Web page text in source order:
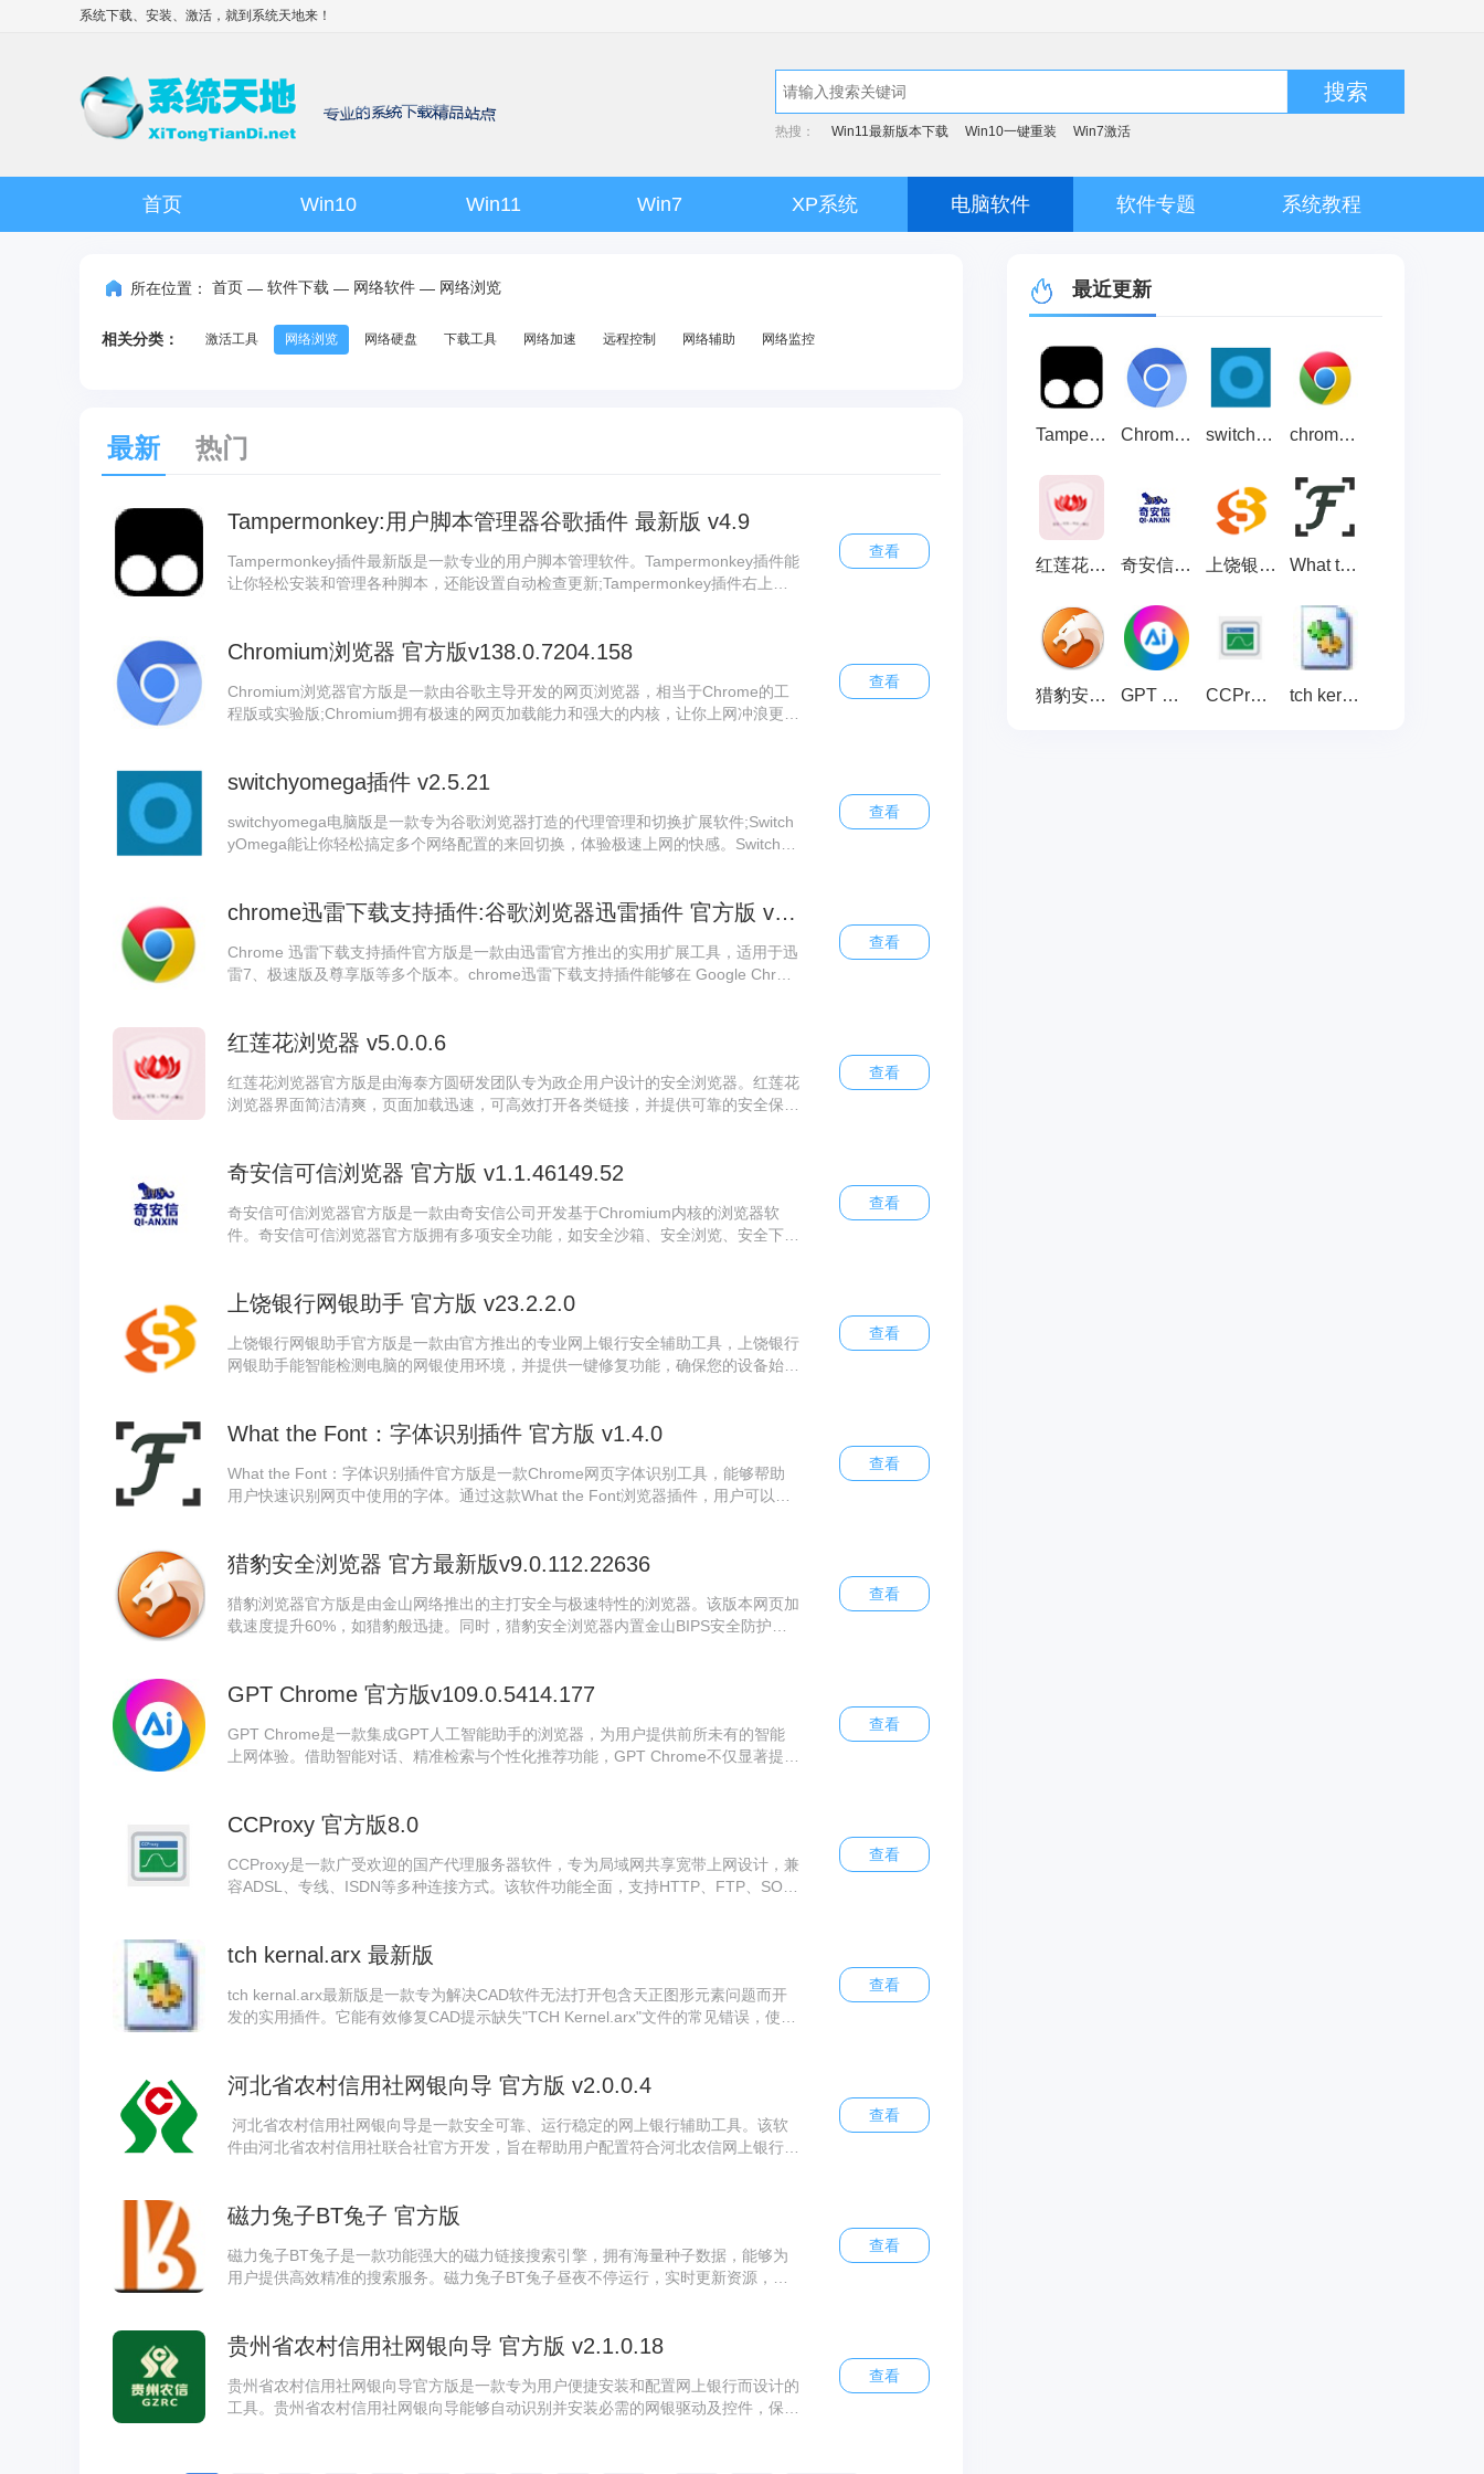
系统下载、安装、激活，就到 系统天地来！
搜索
热搜： Win11最新版本下载 Win10一键重装 Win7激活
首页 Win10 Win11 Win7 XP系统 电脑软件 软件专题 系统教程
所在位置： 首页 — 软件下载 — 网络软件 — 网络浏览
相关分类： 激活工具 网络浏览 网络硬盘 下载工具 网络加速 远程控制 网络辅助 网络监控
最新 热门
Tampermonkey:用户脚本管理器谷歌插件 最新版 v4.9
Tampermonkey插件最新版是一款专业的用户脚本管理软件。Tampermonkey插件能
让你轻松安装和管理各种脚本，还能设置自动检查更新;Tampermonkey插件右上角
查看
Chromium浏览器 官方版v138.0.7204.158
Chromium浏览器官方版是一款由谷歌主导开发的网页浏览器，相当于Chrome的工
程版或实验版;Chromium拥有极速的网页加载能力和强大的内核，让你上网冲浪更加
查看
switchyomega插件 v2.5.21
switchyomega电脑版是一款专为谷歌浏览器打造的代理管理和切换扩展软件;Switch
yOmega能让你轻松搞定多个网络配置的来回切换，体验极速上网的快感。Switchy
查看
chrome迅雷下载支持插件:谷歌浏览器迅雷插件 官方版 v3.13
Chrome 迅雷下载支持插件官方版是一款由迅雷官方推出的实用扩展工具，适用于迅
雷7、极速版及尊享版等多个版本。chrome迅雷下载支持插件能够在 Google Chrom
查看
红莲花浏览器 v5.0.0.6
红莲花浏览器官方版是由海泰方圆研发团队专为政企用户设计的安全浏览器。红莲花
浏览器界面简洁清爽，页面加载迅速，可高效打开各类链接，并提供可靠的安全保
查看
奇安信可信浏览器 官方版 v1.1.46149.52
奇安信可信浏览器官方版是一款由奇安信公司开发基于Chromium内核的浏览器软
件。奇安信可信浏览器官方版拥有多项安全功能，如安全沙箱、安全浏览、安全下载
操作。
查看
上饶银行网银助手 官方版 v23.2.2.0
上饶银行网银助手官方版是一款由官方推出的专业网上银行安全辅助工具，上饶银行
网银助手能智能检测电脑的网银使用环境，并提供一键修复功能，确保您的设备始终
查看
What the Font：字体识别插件 官方版 v1.4.0
What the Font：字体识别插件官方版是一款Chrome网页字体识别工具，能够帮助
用户快速识别网页中使用的字体。通过这款What the Font浏览器插件，用户可以便
查看
猎豹安全浏览器 官方最新版v9.0.112.22636
猎豹浏览器官方版是由金山网络推出的主打安全与极速特性的浏览器。该版本网页加
载速度提升60%，如猎豹般迅捷。同时，猎豹安全浏览器内置金山BIPS安全防护系
查看
GPT Chrome 官方版v109.0.5414.177
GPT Chrome是一款集成GPT人工智能助手的浏览器，为用户提供前所未有的智能
上网体验。借助智能对话、精准检索与个性化推荐功能，GPT Chrome不仅显著提升
查看
CCProxy 官方版8.0
CCProxy是一款广受欢迎的国产代理服务器软件，专为局域网共享宽带上网设计，兼
容ADSL、专线、ISDN等多种连接方式。该软件功能全面，支持HTTP、FTP、SOC
率并保障信息安全。
查看
tch kernal.arx 最新版
tch kernal.arx最新版是一款专为解决CAD软件无法打开包含天正图形元素问题而开
发的实用插件。它能有效修复CAD提示缺失"TCH Kernel.arx"文件的常见错误，使用
录，即可在这些软件中无障碍地进行操作。
查看
河北省农村信用社网银向导 官方版 v2.0.0.4
河北省农村信用社网银向导是一款安全可靠、运行稳定的网上银行辅助工具。该软
件由河北省农村信用社联合社官方开发，旨在帮助用户配置符合河北农信网上银行使
查看
磁力兔子BT兔子 官方版
磁力兔子BT兔子是一款功能强大的磁力链接搜索引擎，拥有海量种子数据，能够为
用户提供高效精准的搜索服务。磁力兔子BT兔子昼夜不停运行，实时更新资源，确
取平台。
查看
贵州省农村信用社网银向导 官方版 v2.1.0.18
贵州省农村信用社网银向导官方版是一款专为用户便捷安装和配置网上银行而设计的
工具。贵州省农村信用社网银向导能够自动识别并安装必需的网银驱动及控件，保障
查看
最近更新
Tampermonkey:用户脚本管理器谷歌插件 最新版 v4.9 Chromium浏览器 官方版v138.0.7204.158 switchyomega插件 v2.5.21 chrome迅雷下载支持插件:谷歌浏览器迅雷插件 官方版 v3.13
红莲花浏览器 v5.0.0.6 奇安信可信浏览器 官方版 v1.1.46149.52 上饶银行网银助手 官方版 v23.2.2.0 What the Font：字体识别插件 官方版 v1.4.0
猎豹安全浏览器 官方最新版v9.0.112.22636 GPT Chrome 官方版v109.0.5414.177 CCProxy 官方版8.0 tch kernal.arx 最新版